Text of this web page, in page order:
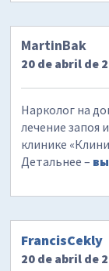
MartinBak
20 de abril de
Нарколог на
лечение запоя
клинике
Детальнее –
FrancisCekly
20 de abril de